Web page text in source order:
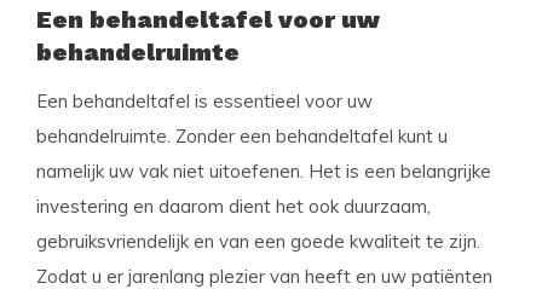
Een behandeltafel voor uw
behandelruimte
Een behandeltafel is essentieel voor uw
behandelruimte. Zonder een behandeltafel kunt u
namelijk uw vak niet uitoefenen. Het is een belangrijke
investering en daarom dient het ook duurzaam,
gebruiksvriendelijk en van een goede kwaliteit te zijn.
Zodat u er jarenlang plezier van heeft en uw patiënten